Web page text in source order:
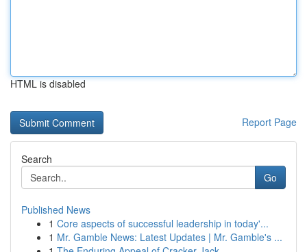
HTML is disabled
Report Page
Search
Go
Published News
1 Core aspects of successful leadership in today'...
1 Mr. Gamble News: Latest Updates | Mr. Gamble's ...